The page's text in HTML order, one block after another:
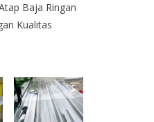
Baja Ringan
Kualitas